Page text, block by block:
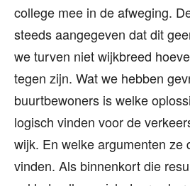
college mee in de afweging.
steeds aangegeven dat dit
we turven niet wijkbreed
tegen zijn. Wat we hebben
buurtbewoners is welke
logisch vinden voor de
wijk. En welke argumenten ze
vinden. Als binnenkort die